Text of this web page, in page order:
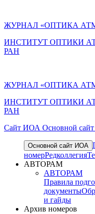
ЖУРНАЛ «ОПТИКА
ИНСТИТУТ ОПТИКИ
РАН
ЖУРНАЛ «ОПТИКА
ИНСТИТУТ ОПТИКИ
РАН
Cайт ИОА Основной
Основной сайт ИОА
номерРедколлегия
АВТОРАМ
АВТОРАМ
Правила
документы
и гайды
Архив номеров